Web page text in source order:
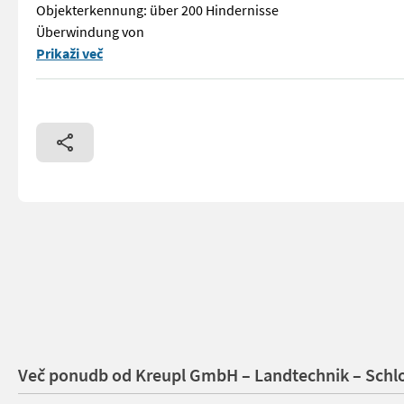
Objekterkennung: über 200 Hindernisse
Überwindung von
Navimow Terranox wurde für die großflächige gewerbliche
Prikaži več
Več ponudb od Kreupl GmbH – Landtechnik –